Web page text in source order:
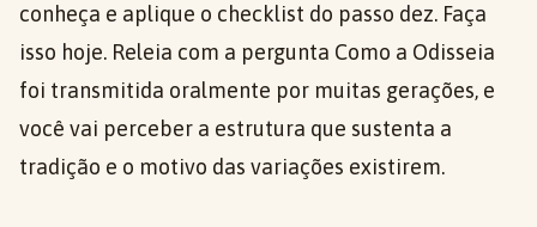
conheça e aplique o checklist do passo dez. Faça
isso hoje. Releia com a pergunta Como a Odisseia
foi transmitida oralmente por muitas gerações, e
você vai perceber a estrutura que sustenta a
tradição e o motivo das variações existirem.